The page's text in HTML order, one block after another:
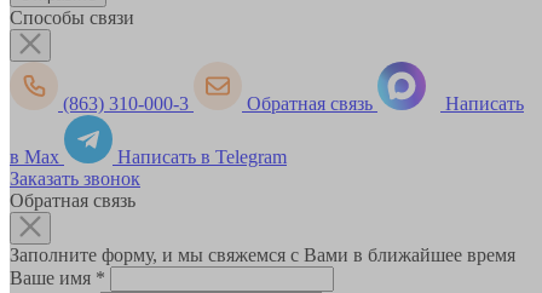
Способы связи
(863) 310-000-3 Обратная связь Написать
в Max
Написать в Telegram
Заказать звонок
Обратная связь
Заполните форму, и мы свяжемся с Вами в ближайшее время
Ваше имя *